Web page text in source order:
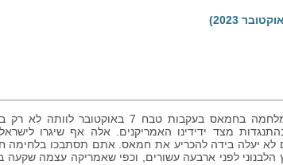
2023)
"החלטת ישראל לצאת למלחמה בחמאס בעקבות
מצד ידידינו האמריקנים. אלה אף שיגרו
לא יעלה בידה להכריע את חמאס. אתם תסתבכו בלחימה
לפני ארבעה עשורים, וכפי שאמריקה עצמה שקעה